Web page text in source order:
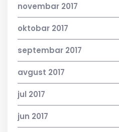
novembar 2017
oktobar 2017
septembar 2017
avgust 2017
jul 2017
jun 2017